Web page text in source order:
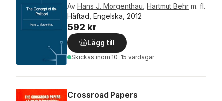
Av Hans J. Morgenthau Hartmut Behr m. fl.
Häftad, Engelska, 2012
592 kr
Lägg till
Skickas inom 10-15 vardagar
Crossroad Papers